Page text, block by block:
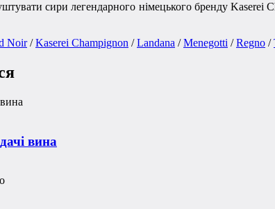
сири легендарного німецького бренду
Noir/Kaserei Champignon /Landana /Menegotti /Regno /
вина